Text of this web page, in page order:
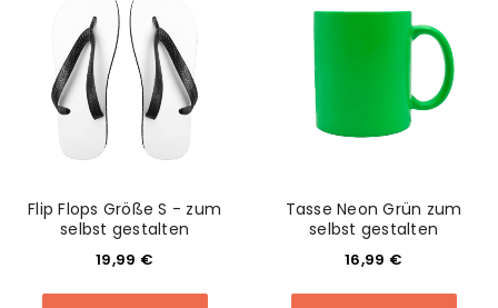
Flip Flops Größe S - zum
selbst gestalten
19,99 €
Tasse Neon Grün zum
selbst gestalten
16,99 €